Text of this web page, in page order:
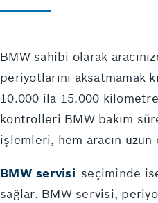
BMW sahibi olarak
periyotlarını aksatmamak
10.000 ila 15.000
kontrolleri BMW bakım
işlemleri, hem aracın
BMW servisi seçiminde
sağlar. BMW servisi,